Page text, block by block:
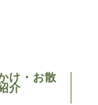
け・お散
介